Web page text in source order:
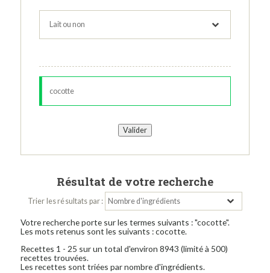
Résultat de votre recherche
Trier les résultats par :
Votre recherche porte sur les termes suivants : "cocotte".
Les mots retenus sont les suivants : cocotte.
Recettes 1 - 25 sur un total d'environ 8943 (limité à 500)
recettes trouvées.
Les recettes sont triées par nombre d'ingrédients.